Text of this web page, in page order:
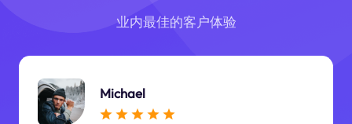
业内最佳的客户体验
Michael